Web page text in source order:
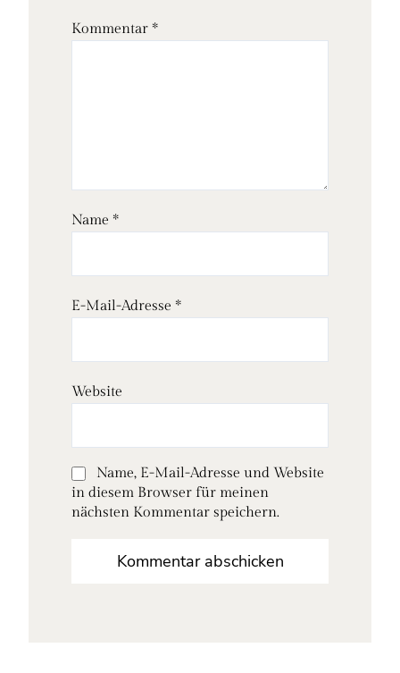
Kommentar *
Name *
E-Mail-Adresse *
Website
Name, E-Mail-Adresse und Website
in diesem Browser für meinen
nächsten Kommentar speichern.